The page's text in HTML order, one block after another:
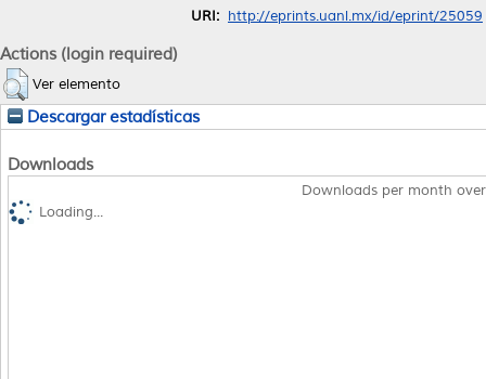
URI: http://eprints.uanl.mx/id/eprint/25059
Actions (login required)
Ver elemento
Descargar estadísticas
Downloads
Downloads per month
Loading...